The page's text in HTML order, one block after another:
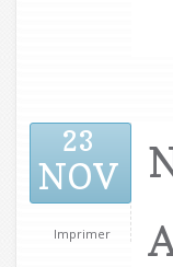
23
NOV
Imprimer